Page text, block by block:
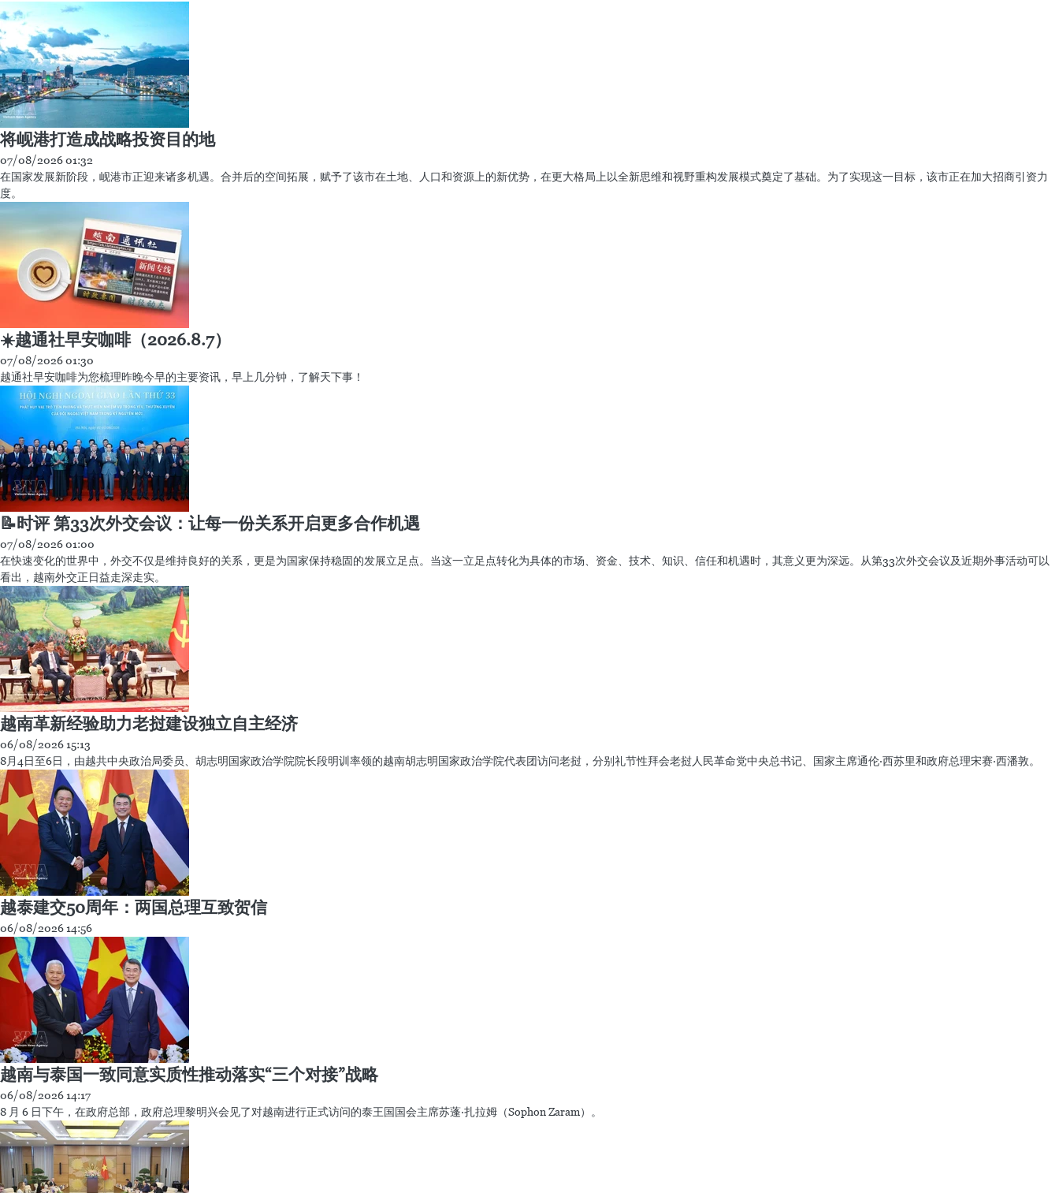
将岘港打造成战略投资目的地
07/08/2026 01:32
在国家发展新阶段，岘港市正迎来诸多机遇。合并后的空间拓展，赋予了该市在土地、人口和资源上的新优势，在更大格局上以全新思维和视野重构发展模式奠定了基础。为了实现这一目标，该市正在加大招商引资力
度。
☀️越通社早安咖啡（2026.8.7）
07/08/2026 01:30
越通社早安咖啡为您梳理昨晚今早的主要资讯，早上几分钟，了解天下事！
📝时评 第33次外交会议：让每一份关系开启更多合作机遇
07/08/2026 01:00
在快速变化的世界中，外交不仅是维持良好的关系，更是为国家保持稳固的发展立足点。当这一立足点转化为具体的市场、资金、技术、知识、信任和机遇时，其意义更为深远。从第33次外交会议及近期外事活动可以
看出，越南外交正日益走深走实。
越南革新经验助力老挝建设独立自主经济
06/08/2026 15:13
8月4日至6日，由越共中央政治局委员、胡志明国家政治学院院长段明训率领的越南胡志明国家政治学院代表团访问老挝，分别礼节性拜会老挝人民革命党中央总书记、国家主席通伦·西苏里和政府总理宋赛·西潘敦。
越泰建交50周年：两国总理互致贺信
06/08/2026 14:56
越南与泰国一致同意实质性推动落实“三个对接”战略
06/08/2026 14:17
8 月 6 日下午，在政府总部，政府总理黎明兴会见了对越南进行正式访问的泰王国国会主席苏蓬·扎拉姆（Sophon Zaram）。